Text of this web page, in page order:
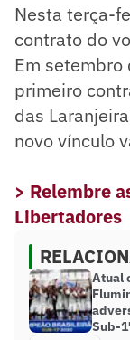
Nesta terça-
contrato do
Em setembro
primeiro
das
novo vínculo
> Relembre
Libertadores
Atual
Sub-